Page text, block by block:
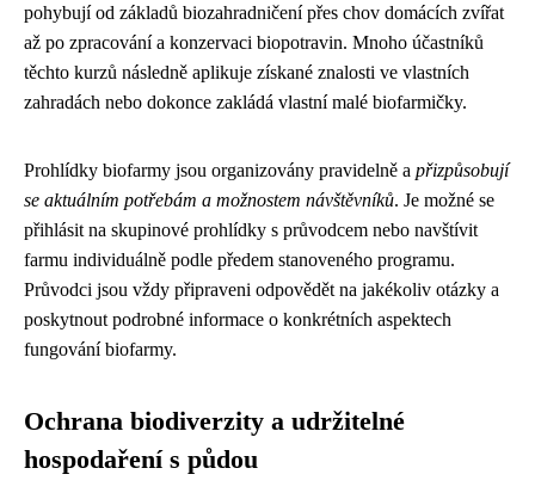
pohybují od základů biozahradničení přes chov domácích zvířat
až po zpracování a konzervaci biopotravin. Mnoho účastníků
těchto kurzů následně aplikuje získané znalosti ve vlastních
zahradách nebo dokonce zakládá vlastní malé biofarmičky.
Prohlídky biofarmy jsou organizovány pravidelně a přizpůsobují
se aktuálním potřebám a možnostem návštěvníků. Je možné se
přihlásit na skupinové prohlídky s průvodcem nebo navštívit
farmu individuálně podle předem stanoveného programu.
Průvodci jsou vždy připraveni odpovědět na jakékoliv otázky a
poskytnout podrobné informace o konkrétních aspektech
fungování biofarmy.
Ochrana biodiverzity a udržitelné
hospodaření s půdou